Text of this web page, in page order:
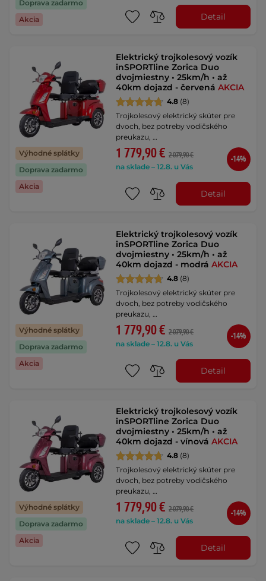
Doprava zadarmo
Akcia
Detail
Výhodné splátky
Doprava zadarmo
Akcia
Elektrický trojkolesový vozík
inSPORTline Zorica Duo
dvojmiestny • 25km/h • až
40km dojazd - červenáAKCIA
4.8 (8)
Trojkolesový elektrický skúter pre
dvoch, bez potreby vodičského
preukazu, …
1 779,90 € 2 079,90 €
na sklade – 12.8. u Vás
-14%
Detail
Výhodné splátky
Doprava zadarmo
Akcia
Elektrický trojkolesový vozík
inSPORTline Zorica Duo
dvojmiestny • 25km/h • až
40km dojazd - modráAKCIA
4.8 (8)
Trojkolesový elektrický skúter pre
dvoch, bez potreby vodičského
preukazu, …
1 779,90 € 2 079,90 €
na sklade – 12.8. u Vás
-14%
Detail
Výhodné splátky
Doprava zadarmo
Akcia
Elektrický trojkolesový vozík
inSPORTline Zorica Duo
dvojmiestny • 25km/h • až
40km dojazd - vínováAKCIA
4.8 (8)
Trojkolesový elektrický skúter pre
dvoch, bez potreby vodičského
preukazu, …
1 779,90 € 2 079,90 €
na sklade – 12.8. u Vás
-14%
Detail